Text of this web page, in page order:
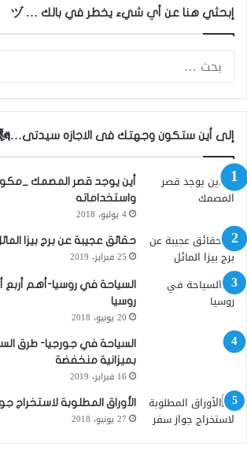
إبحثي هنا عن أي شيء يخطر في بالك … ヅ
إلى أين ستكون وجهتك فى الاجازه
أين يوجد قصر المصمك
واستخداماته
4 يوليو، 2018
حقائق عجيبة عن برج بيزا
25 فبراير، 2019
السياحة في روسيا-أهم أربع
روسيا
20 يونيو، 2018
السياحة في جورجيا- طرق
بميزانية منخفضة
16 فبراير، 2019
الأوراق المطلوبة لاستخراج
27 يونيو، 2018